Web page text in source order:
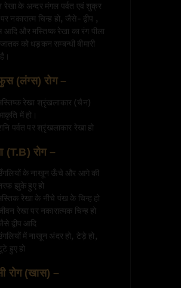
रेखा के अन्दर मंगल पर्वत एवं शुक्र
पर नकारात्म चिन्ह हो, जैसे- द्वीप ,
आदि और मस्तिष्क रेखा का रंग पीला
को धड़कन सम्बन्धी बीमारी
(लंग्स) रोग –
रेखा श्रृंखलाकार (चैन)
में हो।
पर्वत पर श्रृंखलाकार रेखा हो
(T.B) रोग –
के नाखून ऊँचे और आगे की
झुके हुए हो
रेखा के नीचे पंख के चिन्ह हो
रेखा पर नकारात्मक चिन्ह हो
द्वीप आदि
में नाखून अंदर हो, टेड़े हो,
हुए हो
रोग (खास) –